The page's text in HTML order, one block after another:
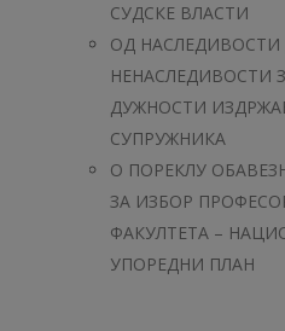
СУДСКЕ ВЛАСТИ
ОД НАСЛЕДИВОСТИ
НЕНАСЛЕДИВОСТИ
ДУЖНОСТИ
СУПРУЖНИКА
O ПОРЕКЛУ
ЗА ИЗБОР
ФАКУЛТЕТА –
УПОРЕДНИ ПЛАН